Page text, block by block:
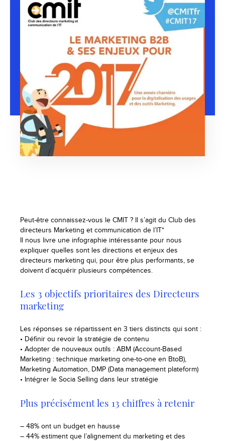
Peut-être connaissez-vous le CMIT ? Il s’agit du Club des
directeurs Marketing et communication de l’IT*
Il nous livre une infographie intéressante pour nous
expliquer quelles sont les directions et enjeux des
directeurs marketing qui, pour être plus performants, se
doivent d’acquérir plusieurs compétences.
Les 3 objectifs prioritaires des Directeurs
marketing
Les réponses se répartissent en 3 tiers distincts qui sont :
• Définir ou revoir la stratégie de contenu
• Adopter de nouveaux outils : ABM (Account-Based
Marketing : technique marketing one-to-one en BtoB),
Marketing Automation, DMP (Data management plateform)
• Intégrer le Socia Selling dans leur stratégie
Plus précisément les 13 chiffres à retenir
– 48% ont un budget en hausse
– 44% estiment que l’alignement du marketing et des